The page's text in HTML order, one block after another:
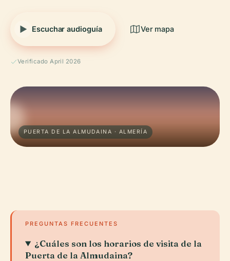
Escuchar audioguía Ver mapa
Verificado April 2026
PUERTA DE LA ALMUDAINA · ALMERÍA
PREGUNTAS FRECUENTES
¿Cuáles son los horarios de visita de la
Puerta de la Almudaina?